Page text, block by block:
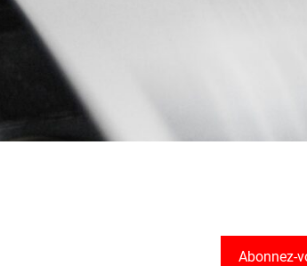
Abonnez-